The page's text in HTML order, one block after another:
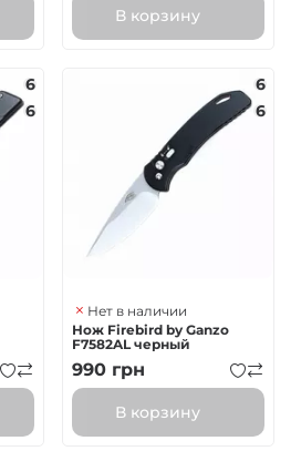
В корзину
6
6
6
6
Нет в наличии
Нож Firebird by Ganzo
F7582AL черный
990 грн
В корзину